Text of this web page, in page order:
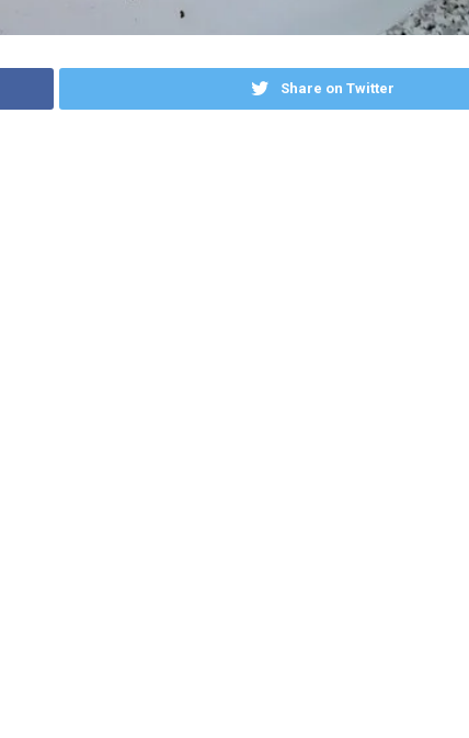
Share on Twitter